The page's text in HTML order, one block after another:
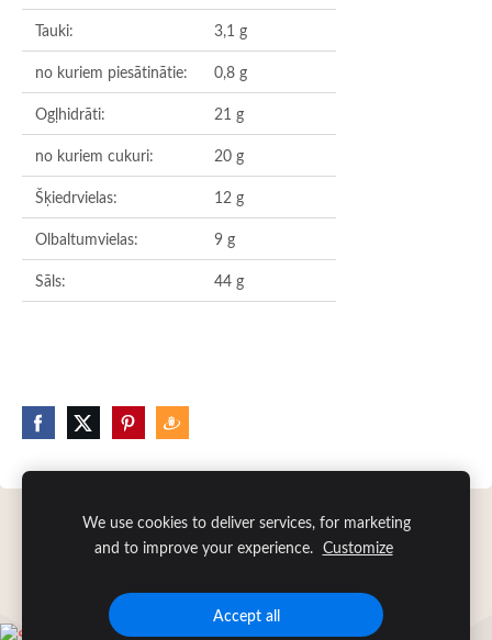
Tauki:
3,1 g
no kuriem piesātinātie:
0,8 g
Ogļhidrāti:
21 g
no kuriem cukuri:
20 g
Šķiedrvielas:
12 g
Olbaltumvielas:
9 g
Sāls:
44 g
Sīkdatnes
We use cookies to deliver services, for marketing
and to improve your experience. Customize
Accept all